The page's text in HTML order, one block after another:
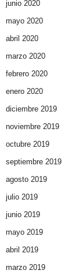
junio 2020
mayo 2020
abril 2020
marzo 2020
febrero 2020
enero 2020
diciembre 2019
noviembre 2019
octubre 2019
septiembre 2019
agosto 2019
julio 2019
junio 2019
mayo 2019
abril 2019
marzo 2019